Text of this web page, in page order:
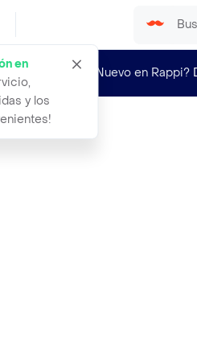
en
y los
¿Nuevo en Rappi?
de pant